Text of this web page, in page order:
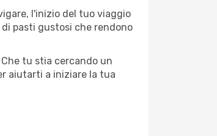
l'inizio del tuo viaggio
pasti gustosi che rendono
tu stia cercando un
aiutarti a iniziare la tua